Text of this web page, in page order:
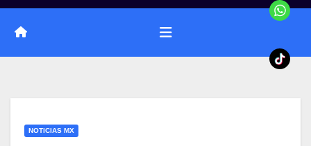
NOTICIAS MX